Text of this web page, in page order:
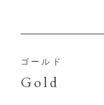
ゴールド
Gold